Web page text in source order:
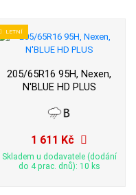
LETNÍ
205/65R16 95H, Nexen,
N'BLUE HD PLUS
1 611 Kč
Skladem u dodavatele (dodání
do 4 prac. dnů): 10 ks